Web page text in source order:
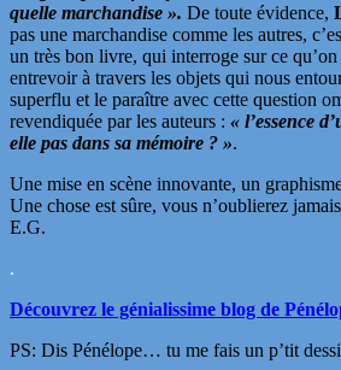
quelle marchandise ». De toute évidence,
pas une marchandise comme les autres,
un très bon livre, qui interroge sur ce qu’on
entrevoir à travers les objets qui nous
superflu et le paraître avec cette question
revendiquée par les auteurs : « l’essence
elle pas dans sa mémoire ? ».
Une mise en scène innovante, un
Une chose est sûre, vous n’oublierez jamais
E.G.
.
Découvrez le génialissime blog de
PS: Dis Pénélope… tu me fais un p’tit